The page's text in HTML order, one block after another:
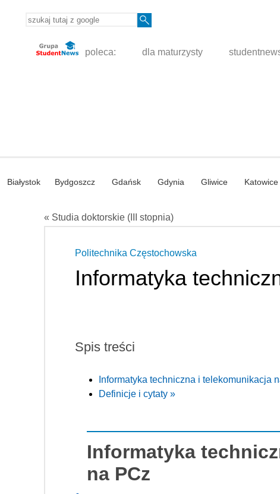
poleca: dla maturzysty
Białystok Bydgoszcz Gdańsk Gdynia Gliwice Katowice
« Studia doktorskie (III stopnia)
Politechnika Częstochowska
Informatyka
Spis treści
Informatyka techniczna i telekomunikacja
Definicje i cytaty »
Informatyka
na PCz